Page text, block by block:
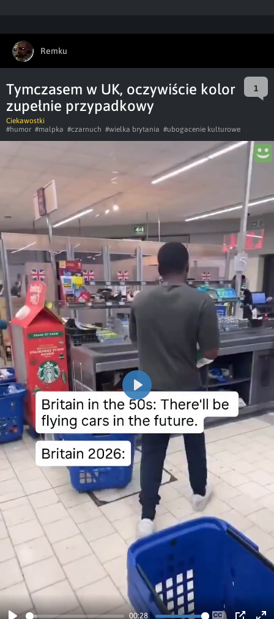
Remku
Tymczasem w UK, oczywiście kolor
zupełnie przypadkowy
1
Ciekawostki
#humor #malpka #czarnuch #wielka brytania #ubogacenie kulturowe
00:28
Play